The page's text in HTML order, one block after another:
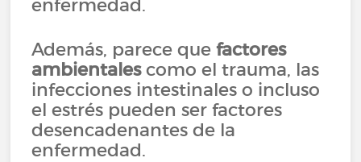
enfermedad.
Además, parece quefactores
ambientalescomo el trauma, las
infecciones intestinales o incluso
el estrés pueden ser factores
desencadenantes de la
enfermedad.